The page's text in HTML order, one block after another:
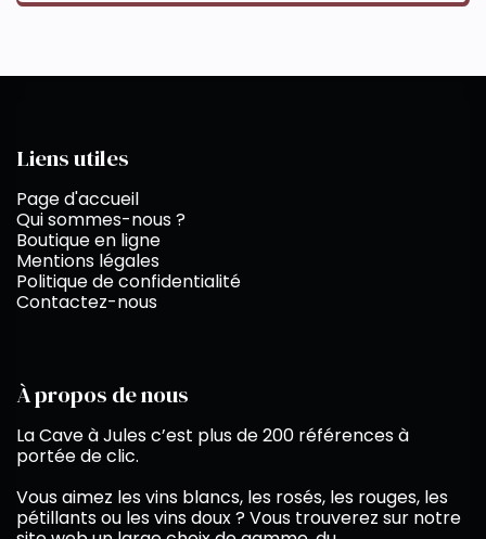
Liens utiles
Page d'accueil
Qui sommes-nous ?
Boutique en ligne
Mentions légales
Politique de confidentialité
Contactez-nous
À propos de nous
La Cave à Jules c’est plus de 200 références à
portée de clic.
Vous aimez les vins blancs, les rosés, les rouges, les
pétillants ou les vins doux ? Vous trouverez sur notre